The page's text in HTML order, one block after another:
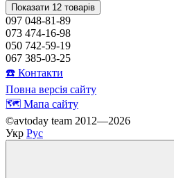
Показати 12 товарів
097 048-81-89
073 474-16-98
050 742-59-19
067 385-03-25
☎️ Контакти
Повна версія сайту
🗺️ Мапа сайту
©avtoday team 2012—2026
Укр Рус